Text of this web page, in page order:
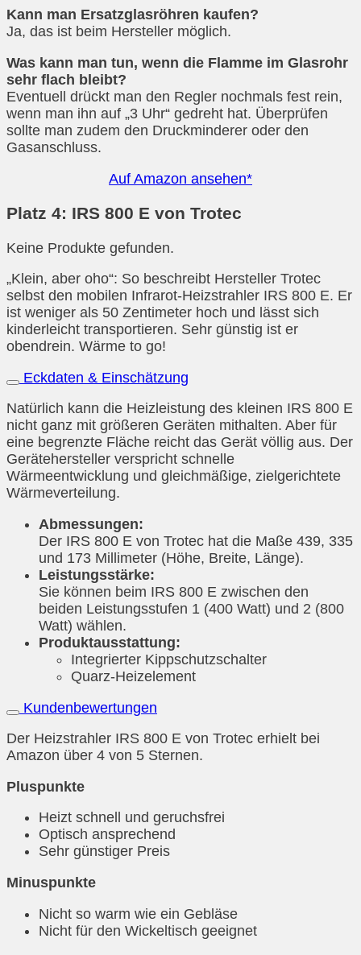
Kann man Ersatzglasröhren kaufen?
Ja, das ist beim Hersteller möglich.
Was kann man tun, wenn die Flamme im Glasrohr
sehr flach bleibt?
Eventuell drückt man den Regler nochmals fest rein,
wenn man ihn auf „3 Uhr“ gedreht hat. Überprüfen
sollte man zudem den Druckminderer oder den
Gasanschluss.
Auf Amazon ansehen*
Platz 4: IRS 800 E von Trotec
Keine Produkte gefunden.
„Klein, aber oho“: So beschreibt Hersteller Trotec
selbst den mobilen Infrarot-Heizstrahler IRS 800 E. Er
ist weniger als 50 Zentimeter hoch und lässt sich
kinderleicht transportieren. Sehr günstig ist er
obendrein. Wärme to go!
Eckdaten & Einschätzung
Natürlich kann die Heizleistung des kleinen IRS 800 E
nicht ganz mit größeren Geräten mithalten. Aber für
eine begrenzte Fläche reicht das Gerät völlig aus. Der
Gerätehersteller verspricht schnelle
Wärmeentwicklung und gleichmäßige, zielgerichtete
Wärmeverteilung.
Abmessungen:
Der IRS 800 E von Trotec hat die Maße 439, 335
und 173 Millimeter (Höhe, Breite, Länge).
Leistungsstärke:
Sie können beim IRS 800 E zwischen den
beiden Leistungsstufen 1 (400 Watt) und 2 (800
Watt) wählen.
Produktausstattung:
Integrierter Kippschutzschalter
Quarz-Heizelement
Kundenbewertungen
Der Heizstrahler IRS 800 E von Trotec erhielt bei
Amazon über 4 von 5 Sternen.
Pluspunkte
Heizt schnell und geruchsfrei
Optisch ansprechend
Sehr günstiger Preis
Minuspunkte
Nicht so warm wie ein Gebläse
Nicht für den Wickeltisch geeignet